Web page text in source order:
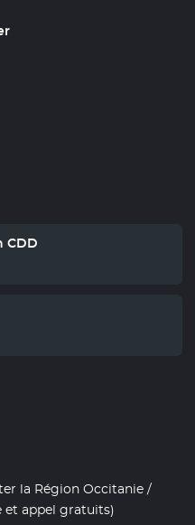
Instagram
sur Linkedin
fenêtre
CDD
la Région Occitanie /
et appel gratuits)